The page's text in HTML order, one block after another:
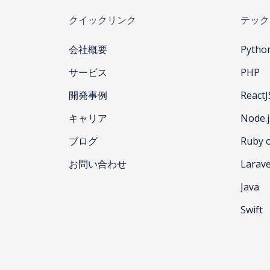
クイックリンク
会社概要
サービス
開発事例
キャリア
ブログ
お問い合わせ
テッ
PHP
Ruby
Java
Swift